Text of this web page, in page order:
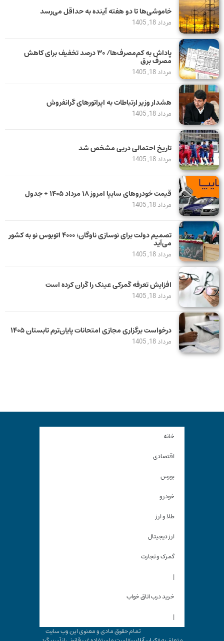
خاموشی‌ها تا دو هفته آینده به حداقل می‌رسد
مرداد 18, 1405
پاداش به کم‌مصرف‌ها/ ۳۰ درصد تخفیف برای کاهش
مصرف برق
مرداد 18, 1405
هشدار وزیر ارتباطات به اپراتورهای گرانفروش
مرداد 18, 1405
تاریخ احتمالی دربی مشخص شد
مرداد 18, 1405
قیمت خودرو‌های سایپا امروز ۱۸ مرداد ۱۴۰۵ + جدول
مرداد 18, 1405
تصمیم دولت برای نوسازی ناوگان؛ ۴۰۰۰ اتوبوس نو به کشور
می‌آید
مرداد 18, 1405
افزایش تعرفه گمرکی عینک را گران کرده است
مرداد 18, 1405
درخواست برگزاری مجازی امتحانات پایان‌ترم تابستان ۱۴۰۵
مرداد 18, 1405
خانه
اقتصادی
بورس
خودرو
طلا و ارز
ارز دیجیتال
گمرک و تجارت
|
خرید درب اتاق خواب
|
تمام حقوق مادی و معنوی این وب سایت